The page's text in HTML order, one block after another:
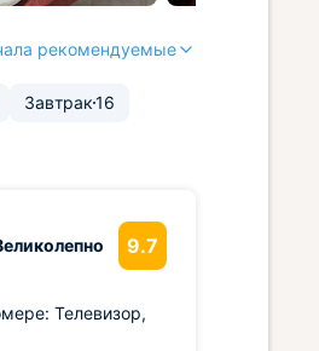
рекомендуемые
Завтрак16
9.7
Телевизор,